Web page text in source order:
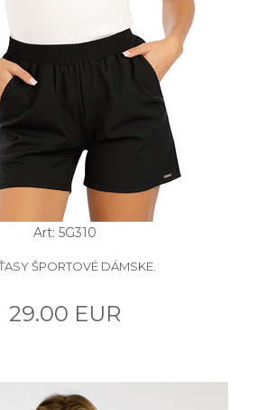
Art: 5G310
ŠPORTOVÉ DÁMSKE.
29.00 EUR